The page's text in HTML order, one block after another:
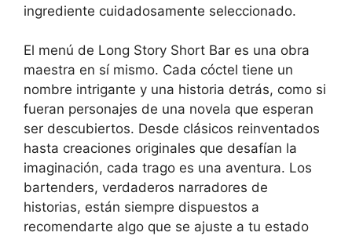
ingrediente cuidadosamente seleccionado.
El menú de Long Story Short Bar es una obra
maestra en sí mismo. Cada cóctel tiene un
nombre intrigante y una historia detrás, como si
fueran personajes de una novela que esperan
ser descubiertos. Desde clásicos reinventados
hasta creaciones originales que desafían la
imaginación, cada trago es una aventura. Los
bartenders, verdaderos narradores de
historias, están siempre dispuestos a
recomendarte algo que se ajuste a tu estado